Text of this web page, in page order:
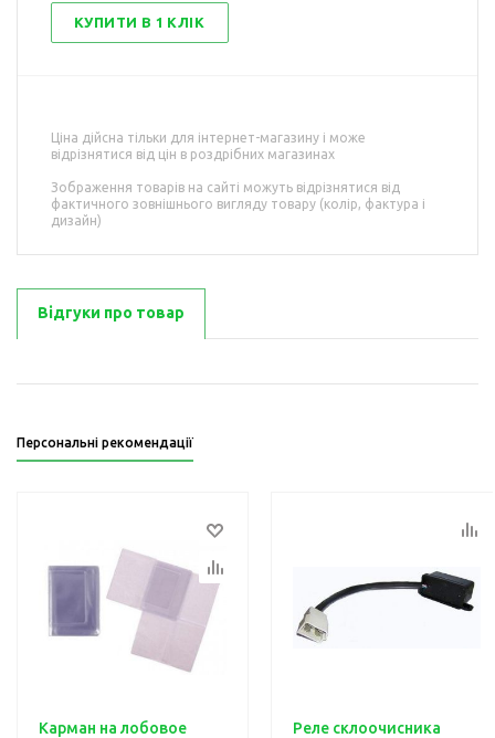
КУПИТИ В 1 КЛІК
Ціна дійсна тільки для інтернет-магазину і може
відрізнятися від цін в роздрібних магазинах
Зображення товарів на сайті можуть відрізнятися від
фактичного зовнішнього вигляду товару (колір, фактура і
дизайн)
Відгуки про товар
Персональні рекомендації
Карман на лобовое
Реле склоочисника